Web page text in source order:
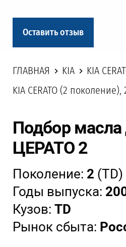
Оставить отзыв
ГЛАВНАЯ KIA
KIA
KIA CERATO (2 поколение),
Подбор
ЦЕРАТО 2
Поколение: 2 (TD)
Годы выпуска:
Кузов: TD
Рынок сбыта: